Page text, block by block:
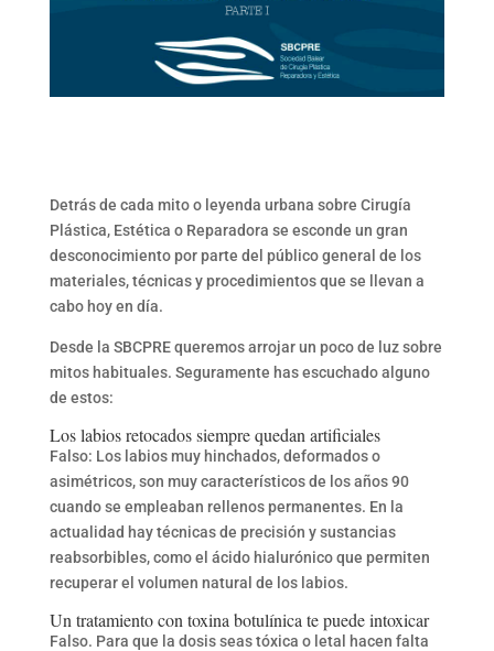
Detrás de cada mito o leyenda urbana sobre Cirugía
Plástica, Estética o Reparadora se esconde un gran
desconocimiento por parte del público general de los
materiales, técnicas y procedimientos que se llevan a
cabo hoy en día.
Desde la SBCPRE queremos arrojar un poco de luz sobre
mitos habituales. Seguramente has escuchado alguno
de estos:
Los labios retocados siempre quedan artificiales
Falso: Los labios muy hinchados, deformados o
asimétricos, son muy característicos de los años 90
cuando se empleaban rellenos permanentes. En la
actualidad hay técnicas de precisión y sustancias
reabsorbibles, como el ácido hialurónico que permiten
recuperar el volumen natural de los labios.
Un tratamiento con toxina botulínica te puede intoxicar
Falso. Para que la dosis seas tóxica o letal hacen falta